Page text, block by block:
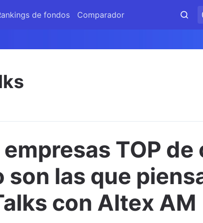
de fondos Comparador
TOP de
son las que
con Altex AM